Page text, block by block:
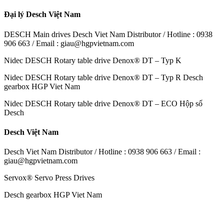
Đại lý Desch Việt Nam
DESCH Main drives Desch Viet Nam Distributor / Hotline : 0938
906 663 / Email : giau@hgpvietnam.com
Nidec DESCH Rotary table drive Denox® DT – Typ K
Nidec DESCH Rotary table drive Denox® DT – Typ R Desch
gearbox HGP Viet Nam
Nidec DESCH Rotary table drive Denox® DT – ECO Hộp số
Desch
Desch Việt Nam
Desch Viet Nam Distributor / Hotline : 0938 906 663 / Email :
giau@hgpvietnam.com
Servox® Servo Press Drives
Desch gearbox HGP Viet Nam